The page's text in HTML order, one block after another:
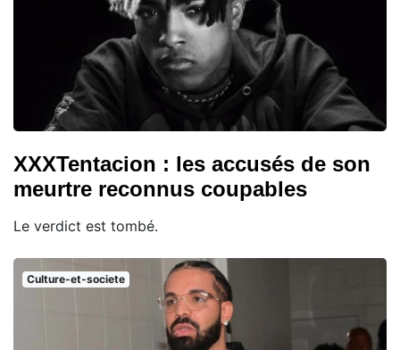
XXXTentacion : les accusés de son
meurtre reconnus coupables
Le verdict est tombé.
Culture-et-societe